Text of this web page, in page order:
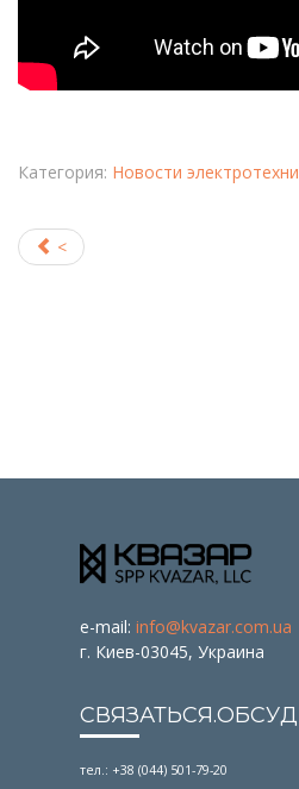
Категория: Новости
<
e-mail:info@kvazar.com.ua
г. Киев-03045, Украина
тел.: +38 (044) 501-79-20